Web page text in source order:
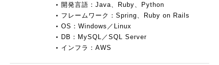
開発言語：Java、Ruby、Python
フレームワーク：Spring、Ruby on Rails
OS：Windows／Linux
DB：MySQL／SQL Server
インフラ：AWS